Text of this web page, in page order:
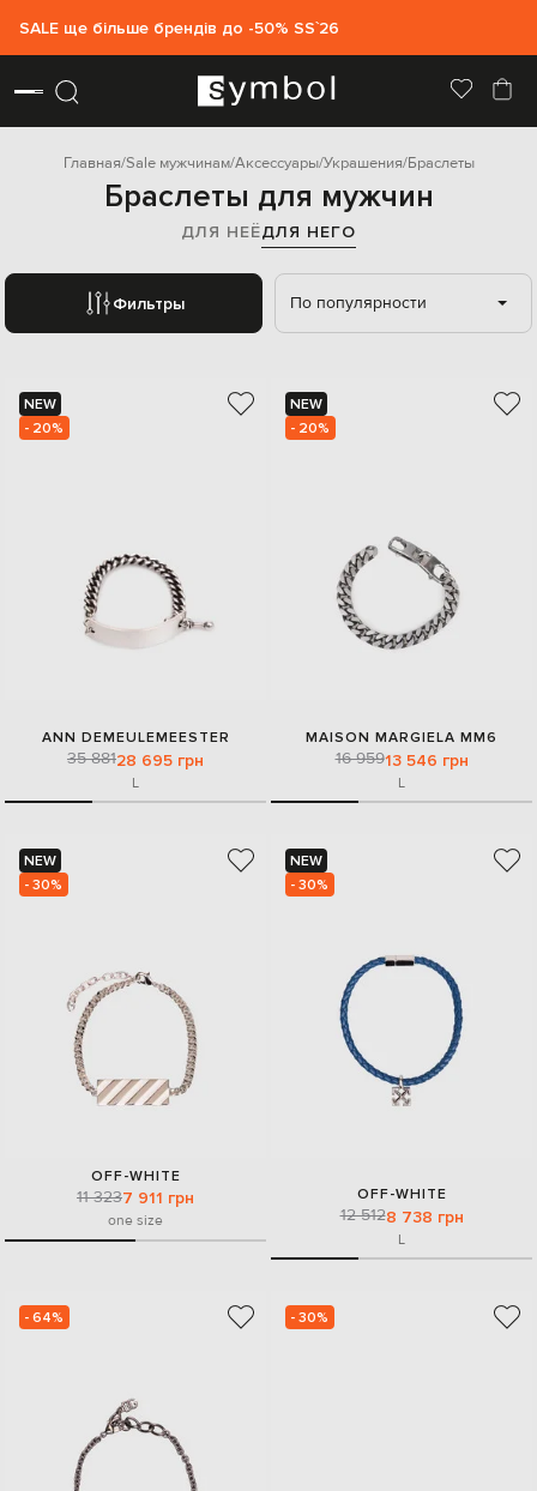
SALE ще більше брендів до -50% SS`26
Главная Sale мужчинам Аксессуары Украшения Браслеты
Браслеты для мужчин
ДЛЯ НЕЁДЛЯ НЕГО
Фильтры По популярности
NEW
- 20%
ANN DEMEULEMEESTER
35 88128 695 грн
L
NEW
- 20%
MAISON MARGIELA MM6
16 95913 546 грн
L
NEW
- 30%
OFF-WHITE
11 3237 911 грн
one size
NEW
- 30%
OFF-WHITE
12 5128 738 грн
L
- 64% - 30%